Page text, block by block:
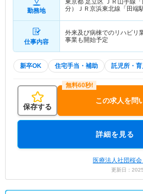
勤務地
東京都 足立区 ＪＲ山手線
分）ＪＲ京浜東北線「田端
仕事内容
外来及び病棟でのリハビリ
事業も開始予定
新卒OK 住宅手当・補助 託児所・
保存する
この求人を問
詳細を見る
医療法人社団桜
更新日：